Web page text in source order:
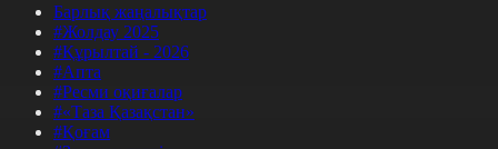
Барлық жаңалықтар
#Жолдау 2025
#Құрылтай - 2026
#Апта
#Ресми оқиғалар
#«Таза Қазақстан»
#Қоғам